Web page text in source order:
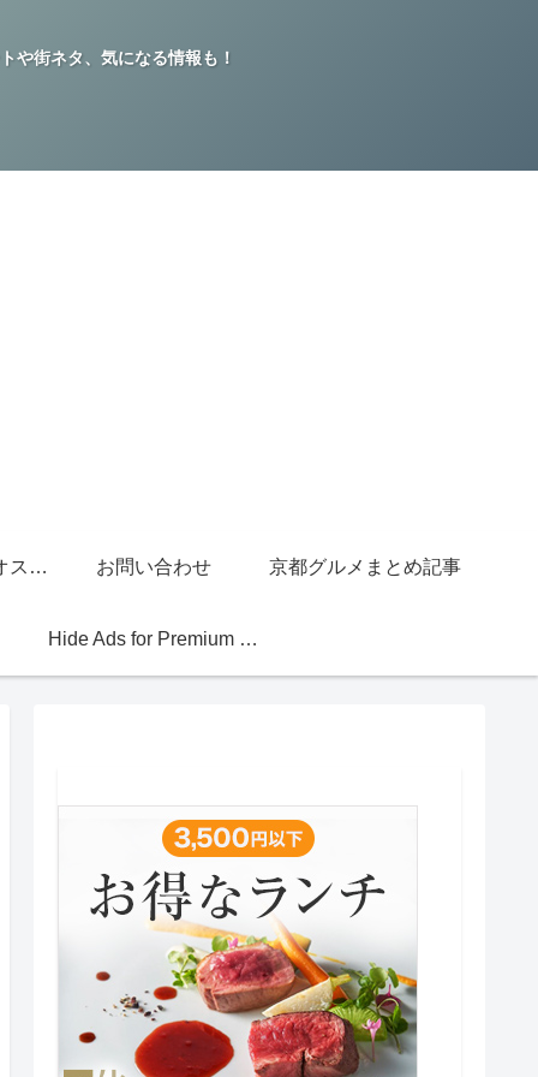
や街ネタ、気になる情報も！
グッチジャパン的オススメ店 お問い合わせ 京都グルメまとめ記事
Hide Ads for Premium Members